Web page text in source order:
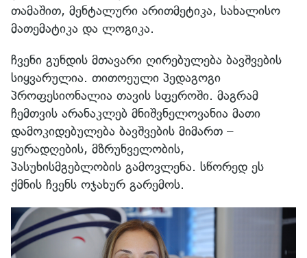
თამაშით, მენტალური არითმეტიკა, სახალისო
მათემატიკა და ლოგიკა.
ჩვენი გუნდის მთავარი ღირებულება ბავშვების
სიყვარულია. თითოეული პედაგოგი
პროფესიონალია თავის სფეროში. მაგრამ
ჩემთვის არანაკლებ მნიშვნელოვანია მათი
დამოკიდებულება ბავშვების მიმართ –
ყურადღების, მზრუნველობის,
პასუხისმგებლობის გამოვლენა. სწორედ ეს
ქმნის ჩვენს ოჯახურ გარემოს.